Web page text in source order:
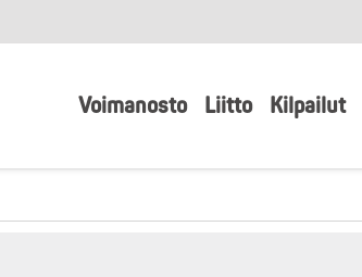
Voimanosto Liitto Kilpailut